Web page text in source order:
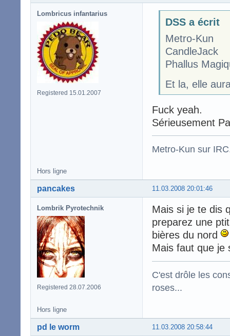
Lombricus infantarius
Registered 15.01.2007
DSS a écrit
Metro-Kun
CandleJack
Phallus
Et la, elle
Fuck yeah.
Sérieusement
Metro-Kun sur
Hors ligne
11.03.2008 20:01:46
pancakes
Lombrik Pyrotechnik
Registered 28.07.2006
Mais si je te dis
preparez une
bières du nord
Mais faut que je
C'est drôle les
roses...
Hors ligne
11.03.2008 20:58:44
pd le worm